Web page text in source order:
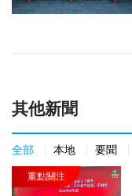
其他新聞
全部 本地 要聞